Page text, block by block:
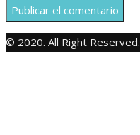
© 2020. All Right Reserved.